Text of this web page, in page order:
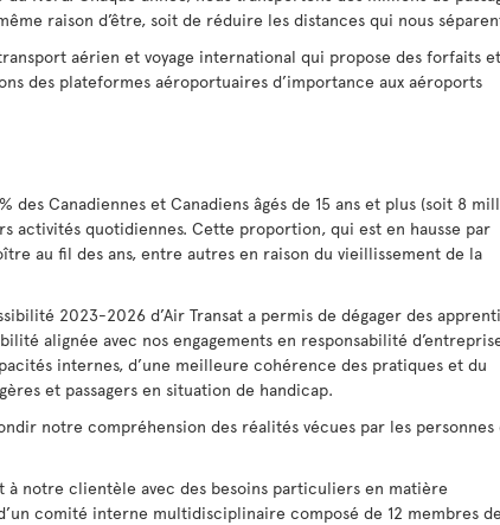
raison d’être, soit de réduire les distances qui nous
aérien et voyage international qui propose des forfaits
des plateformes aéroportuaires d’importance aux aéroports
des Canadiennes et Canadiens âgés de 15 ans et plus (soit 8
activités quotidiennes. Cette proportion, qui est en hausse par
au fil des ans, entre autres en raison du vieillissement de la
2023-2026 d’Air Transat a permis de dégager des
alignée avec nos engagements en responsabilité
internes, d’une meilleure cohérence des pratiques et du
et passagers en situation de handicap.
notre compréhension des réalités vécues par les personnes
notre clientèle avec des besoins particuliers en matière
comité interne multidisciplinaire composé de 12 membres